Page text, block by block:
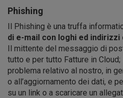
Phishing
Il Phishing è una truffa
di e-mail con loghi ed
Il mittente del messaggio di
tutto e per tutto Fatture in Cloud;
problema relativo al nostro, in
o all’aggiornamento dei dati, e
su un link o a scaricare un